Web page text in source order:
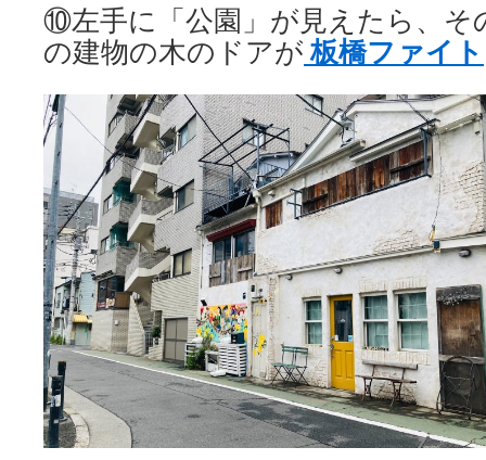
⑩左手に「公園」が見えたら、そ
の建物の木のドアが板橋ファイト